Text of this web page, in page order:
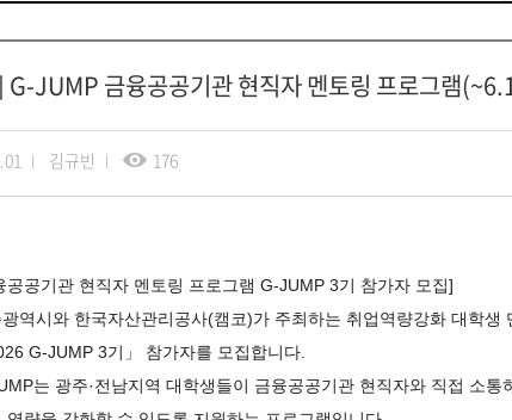
JUMP 금융공공기관 현직자 멘토링 프로그램
김규빈 176
공공기관 현직자 멘토링 프로그램 G-JUMP 3기 참가자 모집]
역시와 한국자산관리공사(캠코)가 주최하는 취업역량강화 대학생
G-JUMP 3기」 참가자를 모집합니다.
는 광주·전남지역 대학생들이 금융공공기관 현직자와 직접 소통